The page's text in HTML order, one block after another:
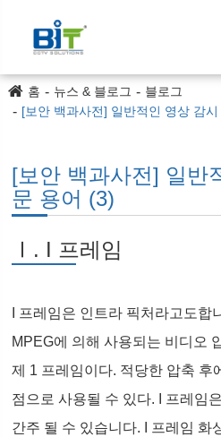
홈 뉴스 & 블로그
블로그
[보안 백과사전] 일반적인 영상 감
[보안 백과사전] 일반
문 용어 (3)
Ⅰ. I 프레임
I 프레임은 인트라 픽처라고도합
MPEG에 의해 사용되는 비디오
제 1 프레임이다. 적당한 압축 후
점으로 사용될 수 있다. I 프레임
간주 될 수 있습니다. I 프레임 화